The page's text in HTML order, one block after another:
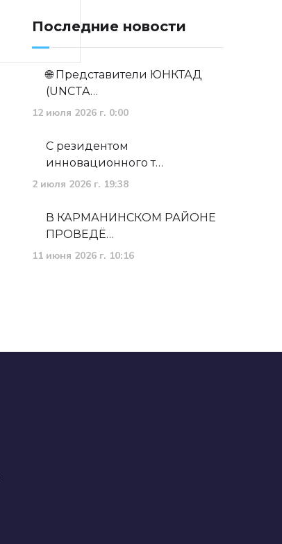
Последние новости
🌐 Представители ЮНКТАД
(UNCTA…
12 июля 2026 г. 0:00
С резидентом
инновационного т…
2 июля 2026 г. 19:38
В КАРМАНИНСКОМ РАЙОНЕ
ПРОВЕДЁ…
11 июня 2026 г. 10:16